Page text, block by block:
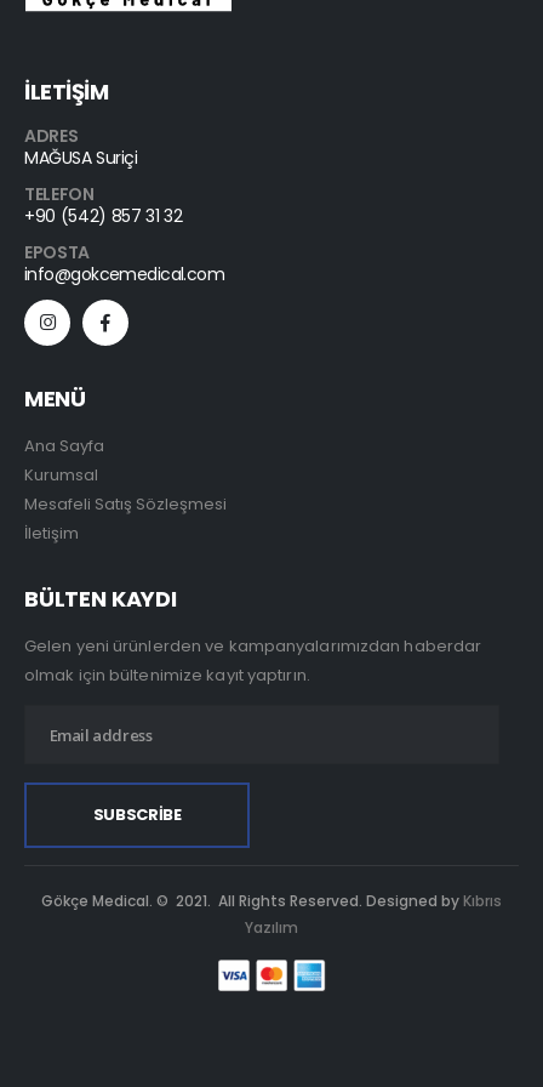
İLETİŞİM
ADRES
MAĞUSA Suriçi
TELEFON
+90 (542) 857 31 32
EPOSTA
info@gokcemedical.com
MENÜ
Ana Sayfa
Kurumsal
Mesafeli Satış Sözleşmesi
İletişim
BÜLTEN KAYDI
Gelen yeni ürünlerden ve kampanyalarımızdan haberdar
olmak için bültenimize kayıt yaptırın.
Gökçe Medical. © 2021. All Rights Reserved. Designed by Kıbrıs
Yazılım